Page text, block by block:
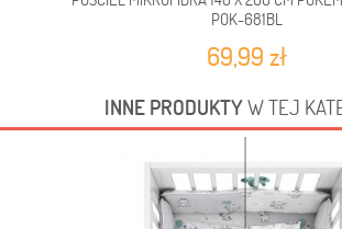
POK-681BL
69,99 zł
INNE PRODUKTYW TEJ